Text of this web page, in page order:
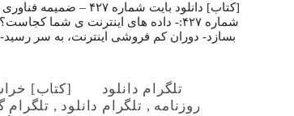
[کتاب] دانلود بایت
شماره ۴۲۷:- داده های اینترنت ی
بسازد- دوران کم فروشی اینترنت، به سر
تلگرام دانلود [کتاب]
روزنامه , تلگرام دانلود , تلگرام